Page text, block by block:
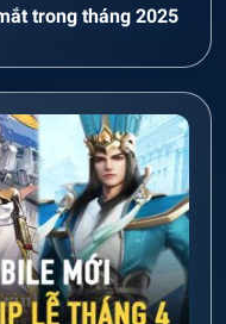
trong tháng 2025